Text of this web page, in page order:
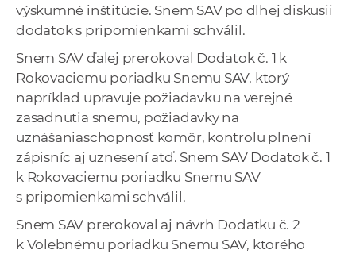
v
h
S
výskumné inštitúcie. Snem SAV po dlhej diskusii
dodatok s pripomienkami schválil.
Snem SAV ďalej prerokoval Dodatok č. 1 k
Rokovaciemu poriadku Snemu SAV, ktorý
napríklad upravuje požiadavku na verejné
zasadnutia snemu, požiadavky na
uznášaniaschopnosť komôr, kontrolu plnení
zápisníc aj uznesení atď. Snem SAV Dodatok č. 1
k Rokovaciemu poriadku Snemu SAV
s pripomienkami schválil.
Snem SAV prerokoval aj návrh Dodatku č. 2
k Volebnému poriadku Snemu SAV, ktorého